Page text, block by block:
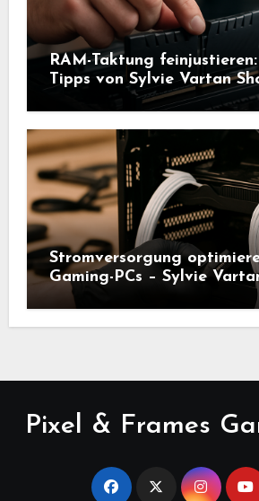
RAM-Taktung
Tipps von Sylvie Vartan
Stromversorgung
Gaming-PCs – Sylvie
Pixel & Frames